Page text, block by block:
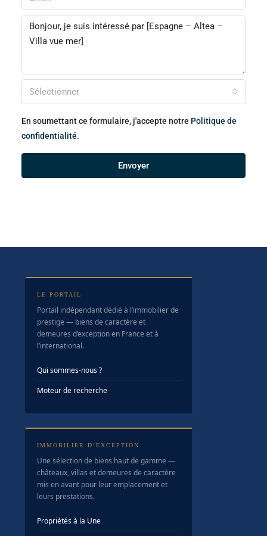
Sélectionner
En soumettant ce formulaire, j'accepte notre Politique de
confidentialité.
Envoyer
LE PORTAIL
Portail indépendant dédié à l’immobilier de
prestige — biens de caractère et
demeures d’exception en France et à
l’international.
Qui sommes-nous ?
Moteur de recherche
IMMOBILIER D’EXCEPTION
Une sélection de biens haut de gamme —
châteaux, villas et demeures de caractère
mis en avant pour leur emplacement et
leurs prestations.
Propriétés à la Une